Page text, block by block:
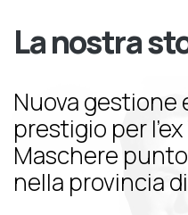
La nostra
Nuova gestione
prestigio per
Maschere
nella provincia